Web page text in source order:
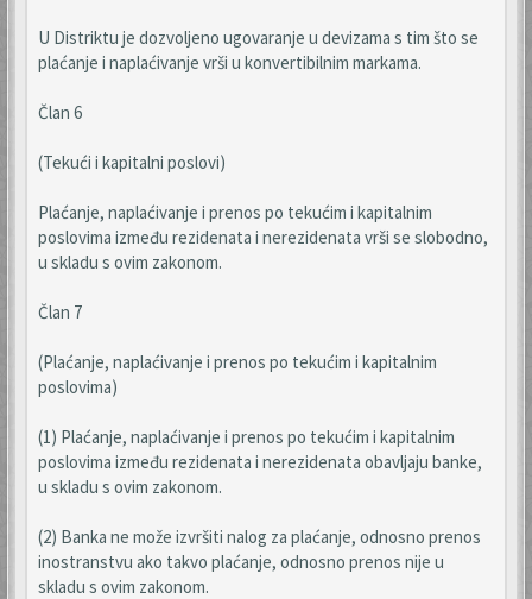
U Distriktu je dozvoljeno ugovaranje u devizama s tim što se
plaćanje i naplaćivanje vrši u konvertibilnim markama.
Član 6
(Tekući i kapitalni poslovi)
Plaćanje, naplaćivanje i prenos po tekućim i kapitalnim
poslovima između rezidenata i nerezidenata vrši se slobodno,
u skladu s ovim zakonom.
Član 7
(Plaćanje, naplaćivanje i prenos po tekućim i kapitalnim
poslovima)
(1) Plaćanje, naplaćivanje i prenos po tekućim i kapitalnim
poslovima između rezidenata i nerezidenata obavljaju banke,
u skladu s ovim zakonom.
(2) Banka ne može izvršiti nalog za plaćanje, odnosno prenos
inostranstvu ako takvo plaćanje, odnosno prenos nije u
skladu s ovim zakonom.